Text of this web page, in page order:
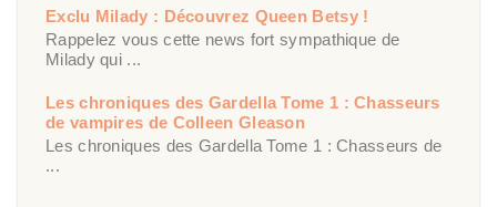
Exclu Milady : Découvrez Queen Betsy !
Rappelez vous cette news fort sympathique de
Milady qui ...
Les chroniques des Gardella Tome 1 : Chasseurs
de vampires de Colleen Gleason
Les chroniques des Gardella Tome 1 : Chasseurs de
...